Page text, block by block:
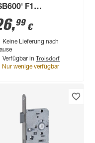
F1
DFNLI
,99 €
Keine Lieferung nach
Verfügbar in Troisdorf
Nur wenige verfügbar